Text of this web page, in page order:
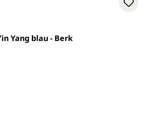
Bewertung von 4.5 von 5 Sternen
Yang blau - Berk